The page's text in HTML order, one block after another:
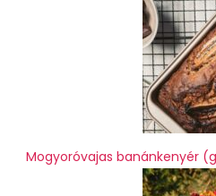
Mogyoróvajas banánkenyér